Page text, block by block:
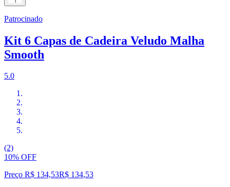
Patrocinado
Kit 6 Capas de Cadeira Veludo Malha
Smooth
5.0
(2)
10% OFF
Preço R$ 134,53R$ 134,53